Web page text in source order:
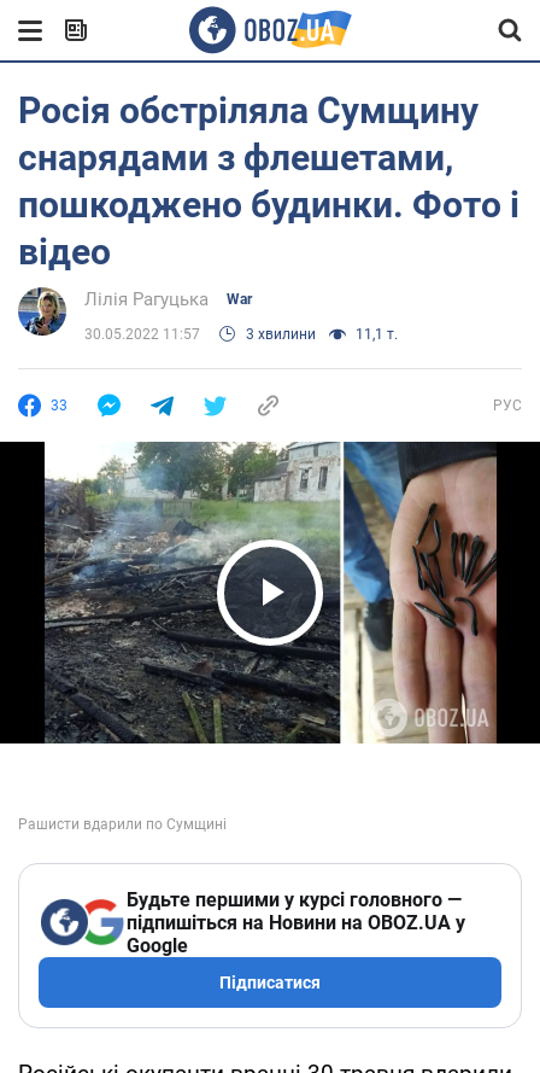
Росія обстріляла Сумщину
снарядами з флешетами,
пошкоджено будинки. Фото і
відео
Лілія Рагуцька War
30.05.2022 11:57 3 хвилини 11,1 т.
33 РУС
Play Video
Будьте першими у курсі головного —
підпишіться на Новини на OBOZ.UA у
Google
Підписатися